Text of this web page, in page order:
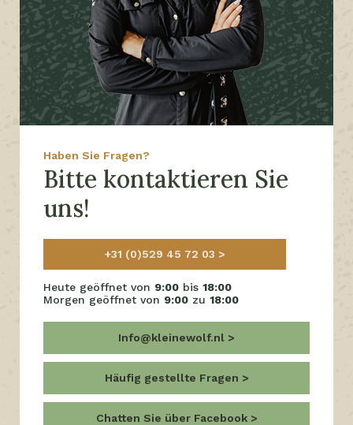
Haben Sie Fragen?
Bitte kontaktieren Sie
uns!
+31 (0)529 45 72 03
Heute geöffnet von 9:00 bis 18:00
Morgen geöffnet von 9:00 zu 18:00
Info@kleinewolf.nl
Häufig gestellte Fragen
Chatten Sie über Facebook